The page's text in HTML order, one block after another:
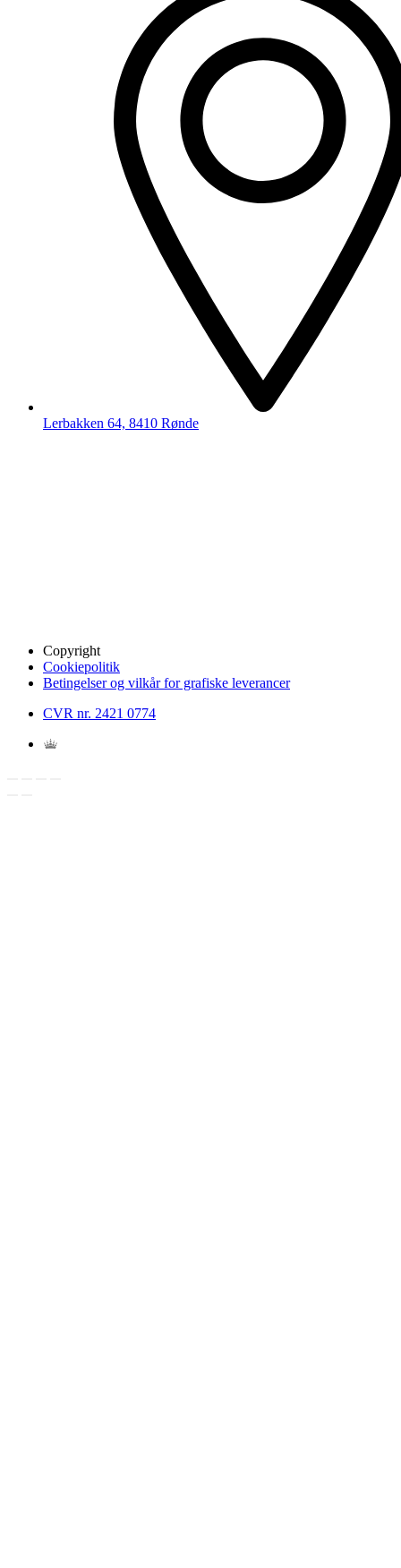
Lerbakken 64, 8410 Rønde
Copyright
Cookiepolitik
Betingelser og vilkår for grafiske leverancer
CVR nr. 2421 0774